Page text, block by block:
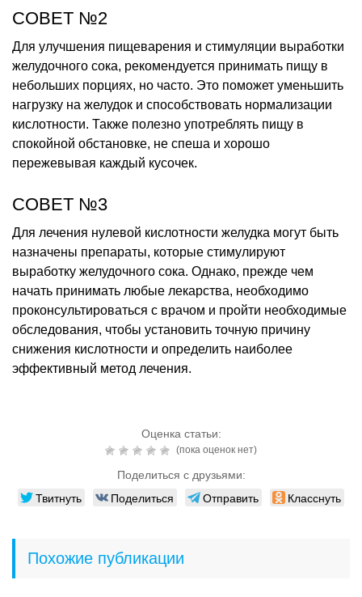
СОВЕТ №2
Для улучшения пищеварения и стимуляции выработки
желудочного сока, рекомендуется принимать пищу в
небольших порциях, но часто. Это поможет уменьшить
нагрузку на желудок и способствовать нормализации
кислотности. Также полезно употреблять пищу в
спокойной обстановке, не спеша и хорошо
пережевывая каждый кусочек.
СОВЕТ №3
Для лечения нулевой кислотности желудка могут быть
назначены препараты, которые стимулируют
выработку желудочного сока. Однако, прежде чем
начать принимать любые лекарства, необходимо
проконсультироваться с врачом и пройти необходимые
обследования, чтобы установить точную причину
снижения кислотности и определить наиболее
эффективный метод лечения.
Оценка статьи:
(пока оценок нет)
Поделиться с друзьями:
Твитнуть Поделиться Отправить Класснуть
Похожие публикации